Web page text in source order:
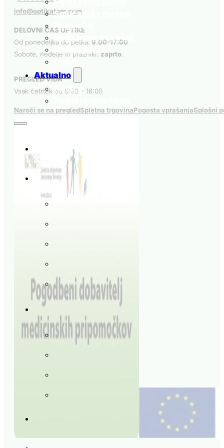
Smučarske maske
Nega očal
Nega kontaktnih leč
Darilni boni
Aktualno
Novice
info@optikatom.com
DELOVNI ČAS OPTIKE
Od ponedeljka do petka: 9.00-17:00
Sobote, nedelje in prazniki: zaprto.
PREGLED VIDA
Vsak četrtek od 9:00 – 16:00
Naroči se na pregledSpletna trgovinaPogosta vprašanjaSplošni